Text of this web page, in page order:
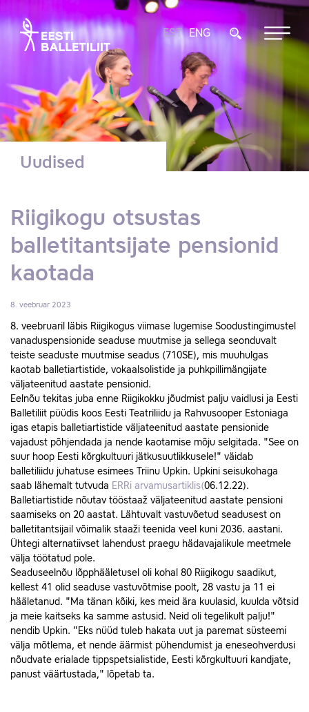
EST ENG
Uudised
Riigikogu otsustas
balletitantsijate pensionid
kaotada
8. veebruar 2023
8. veebruaril läbis Riigikogus viimase lugemise Soodustingimustel
vanaduspensionide seaduse muutmise ja sellega seonduvalt
teiste seaduste muutmise seadus (710SE), mis muuhulgas
kaotab balletiartistide, vokaalsolistide ja puhkpillimängijate
väljateenitud aastate pensionid.
Eelnõu tekitas juba enne Riigikokku jõudmist palju vaidlusi ja Eesti
Balletiliit püüdis koos Eesti Teatriliidu ja Rahvusooper Estoniaga
igas etapis balletiartistide väljateenitud aastate pensionide
vajadust põhjendada ja nende kaotamise mõju selgitada. "See on
suur hoop Eesti kõrgkultuuri jätkusuutlikkusele!" väidab
balletiliidu juhatuse esimees Triinu Upkin. Upkini seisukohaga
saab lähemalt tutvuda ERRi arvamusartiklis(06.12.22).
Balletiartistide nõutav tööstaaž väljateenitud aastate pensioni
saamiseks on 20 aastat. Lähtuvalt vastuvõetud seadusest on
balletitantsijail võimalik staaži teenida veel kuni 2036. aastani.
Ühtegi alternatiivset lahendust praegu hädavajalikule meetmele
välja töötatud pole.
Seaduseelnõu lõpphääletusel oli kohal 80 Riigikogu saadikut,
kellest 41 olid seaduse vastuvõtmise poolt, 28 vastu ja 11 ei
hääletanud. "Ma tänan kõiki, kes meid ära kuulasid, kuulda võtsid
ja meie kaitseks ka samme astusid. Neid oli tegelikult palju!"
nendib Upkin. "Eks nüüd tuleb hakata uut ja paremat süsteemi
välja mõtlema, et nende äärmist pühendumist ja eneseohverdusi
nõudvate erialade tippspetsialistide, Eesti kõrgkultuuri kandjate,
panust väärtustada," lõpetab ta.